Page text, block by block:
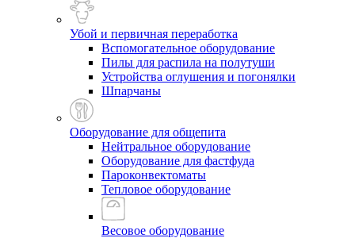
Убой и первичная переработка
Вспомогательное оборудование
Пилы для распила на полутуши
Устройства оглушения и погонялки
Шпарчаны
Оборудование для общепита
Нейтральное оборудование
Оборудование для фастфуда
Пароконвектоматы
Тепловое оборудование
Весовое оборудование